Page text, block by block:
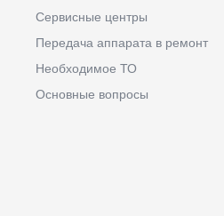
Сервисные центры
Передача аппарата в ремонт
Необходимое ТО
Основные вопросы